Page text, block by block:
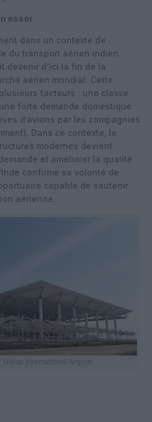
essor
dans un contexte de
du transport aérien indien.
devenir d’ici la fin de la
aérien mondial. Cette
facteurs : une classe
forte demande domestique
d’avions par les compagnies
Dans ce contexte, le
modernes devient
et améliorer la qualité
confirme sa volonté de
capable de soutenir
aérienne.
Noida International Airport